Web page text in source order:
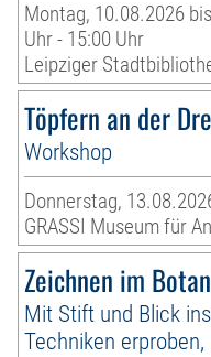
Montag, 10.08.2026
Uhr - 15:00 Uhr
Leipziger
Töpfern an der
Workshop
Donnerstag,
GRASSI Museum für
Zeichnen im
Mit Stift und Blick
Techniken